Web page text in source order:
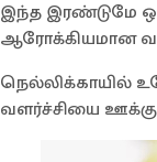
இந்த இரண்டுமே
ஆரோக்கியமான
நெல்லிக்காயில்
வளர்ச்சியை